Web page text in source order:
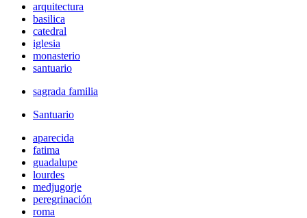
arquitectura
basilica
catedral
iglesia
monasterio
santuario
sagrada familia
Santuario
aparecida
fatima
guadalupe
lourdes
medjugorje
peregrinación
roma